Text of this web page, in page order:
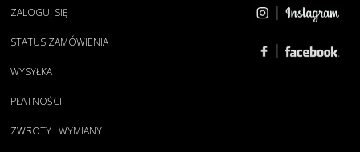
ZALOGUJ SIĘ
STATUS ZAMÓWIENIA
WYSYŁKA
PŁATNOŚCI
ZWROTY I WYMIANY